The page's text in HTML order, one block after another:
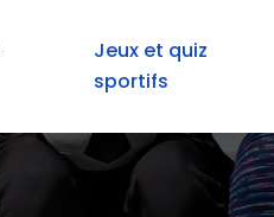
Jeux et quiz
sportifs